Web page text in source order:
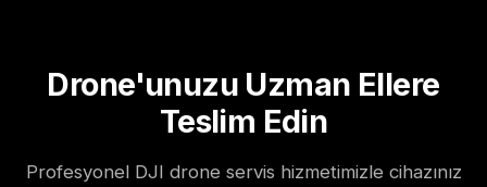
Drone'unuzu Uzman Ellere
Teslim Edin
Profesyonel DJI drone servis hizmetimizle cihazınız